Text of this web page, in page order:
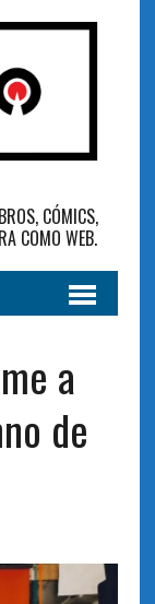
CÓMICS,
COMO WEB.
a
de